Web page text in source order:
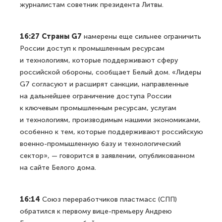
журналистам советник президента Литвы.
16:27 Страны G7 намерены еще сильнее ограничить
России доступ к промышленным ресурсам
и технологиям, которые поддерживают сферу
российской обороны, сообщает Белый дом. «Лидеры
G7 согласуют и расширят санкции, направленные
на дальнейшее ограничение доступа России
к ключевым промышленным ресурсам, услугам
и технологиям, производимым нашими экономиками,
особенно к тем, которые поддерживают российскую
военно-промышленную базу и технологический
сектор», — говорится в заявлении, опубликованном
на сайте Белого дома.
16:14 Союз переработчиков пластмасс (СПП)
обратился к первому вице-премьеру Андрею